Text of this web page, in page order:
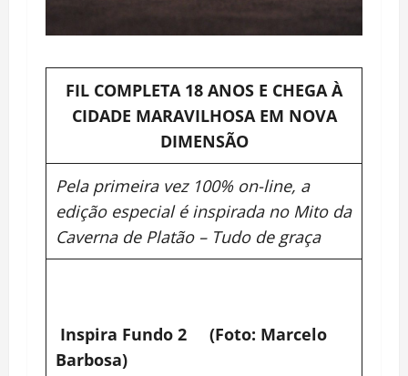
FIL COMPLETA 18 ANOS E CHEGA À
CIDADE MARAVILHOSA EM NOVA
DIMENSÃO
Pela primeira vez 100% on-line, a
edição especial é inspirada no Mito da
Caverna de Platão – Tudo de graça
Inspira Fundo 2 (Foto: Marcelo
Barbosa)